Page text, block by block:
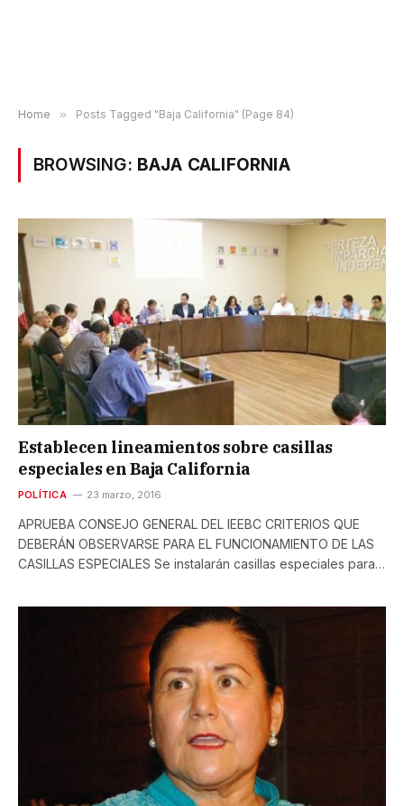
Home » Posts Tagged "Baja California" (Page 84)
BROWSING: BAJA CALIFORNIA
Establecen lineamientos sobre casillas
especiales en Baja California
POLÍTICA 23 marzo, 2016
APRUEBA CONSEJO GENERAL DEL IEEBC CRITERIOS QUE
DEBERÁN OBSERVARSE PARA EL FUNCIONAMIENTO DE LAS
CASILLAS ESPECIALES Se instalarán casillas especiales para…